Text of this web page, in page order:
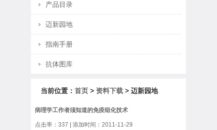
产品目录
迈新园地
指南手册
抗体图库
当前位置： 首页 > 资料下载 > 迈新园地
病理学工作者须知道的免疫组化技术
点击率： 337 | 添加时间：2011-11-29